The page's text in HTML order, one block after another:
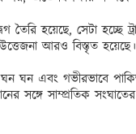
হয়েছে, সেটা হচ্ছে
আরও বিস্তৃত
ঘন ঘন এবং গভীরভাবে
সঙ্গে সাম্প্রতিক